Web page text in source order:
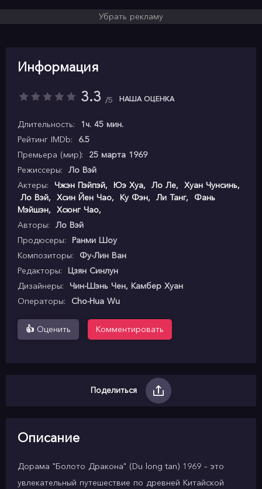
Убрать рекламу
Информация
3.3 5 НАША ОЦЕНКА
Длительность:
1ч. 45 мин.
Рейтинг IMDb:
6.5
Премьера (мир):
25 марта 1969
Режиссеры:
Ло Вэй
Актеры:
Чжэн Пэйпэй, Юэ Хуа, Ло Ле, Хуан Чунсинь,
Ло Вэй, Хсин Йен Чао, Ку Фэн, Ли Танг,
Фань
Мэйшэн, Хсюнг Чао,
Авторы:
Ло Вэй
Продюсеры:
Ранми Шоу
Композиторы:
Фу-Лин Ван
Редакторы:
Цзян Синлун
Дизайнеры:
Чин-Шэнь Чен, Камбер Хуан
Операторы:
Cho-Hua Wu
👍 Оценить Комментировать
Поделиться
Описание
Дорама "Болото Дракона" (Du long tan) 1969 – это
увлекательный путешествие по древней Китайской